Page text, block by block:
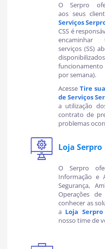
O Serpro
aos seus
Serviços
CSS é
serviços (SS)
por semana).
Acesse Tire
de Serviços
a utilização
contrato de
problemas
Loja Serpro
O Serpro
Informação e
Segurança,
Operações
conhecer as
a Loja Serpro
nosso time de